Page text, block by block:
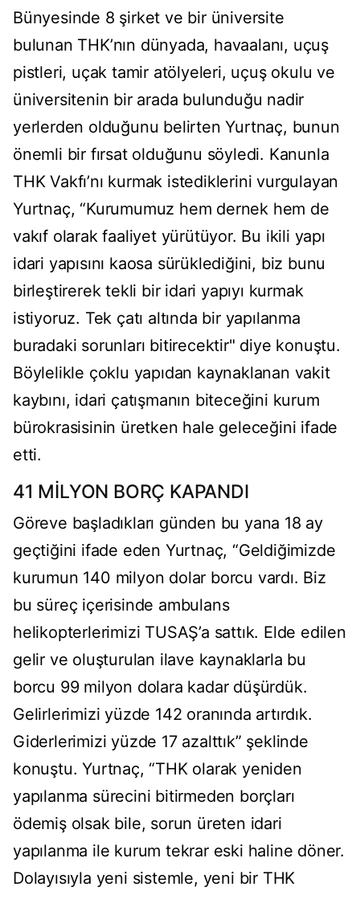
Bünyesinde 8 şirket ve bir üniversite
bulunan THK’nın dünyada, havaalanı, uçuş
pistleri, uçak tamir atölyeleri, uçuş okulu ve
üniversitenin bir arada bulunduğu nadir
yerlerden olduğunu belirten Yurtnaç, bunun
önemli bir fırsat olduğunu söyledi. Kanunla
THK Vakfı’nı kurmak istediklerini vurgulayan
Yurtnaç, “Kurumumuz hem dernek hem de
vakıf olarak faaliyet yürütüyor. Bu ikili yapı
idari yapısını kaosa sürüklediğini, biz bunu
birleştirerek tekli bir idari yapıyı kurmak
istiyoruz. Tek çatı altında bir yapılanma
buradaki sorunları bitirecektir" diye konuştu.
Böylelikle çoklu yapıdan kaynaklanan vakit
kaybını, idari çatışmanın biteceğini kurum
bürokrasisinin üretken hale geleceğini ifade
etti.
41 MİLYON BORÇ KAPANDI
Göreve başladıkları günden bu yana 18 ay
geçtiğini ifade eden Yurtnaç, “Geldiğimizde
kurumun 140 milyon dolar borcu vardı. Biz
bu süreç içerisinde ambulans
helikopterlerimizi TUSAŞ’a sattık. Elde edilen
gelir ve oluşturulan ilave kaynaklarla bu
borcu 99 milyon dolara kadar düşürdük.
Gelirlerimizi yüzde 142 oranında artırdık.
Giderlerimizi yüzde 17 azalttık” şeklinde
konuştu. Yurtnaç, “THK olarak yeniden
yapılanma sürecini bitirmeden borçları
ödemiş olsak bile, sorun üreten idari
yapılanma ile kurum tekrar eski haline döner.
Dolayısıyla yeni sistemle, yeni bir THK